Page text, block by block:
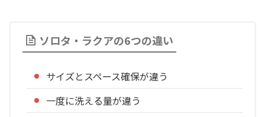
ソロタ・ラクアの6つの違い
サイズとスペース確保が違う
一度に洗える量が違う